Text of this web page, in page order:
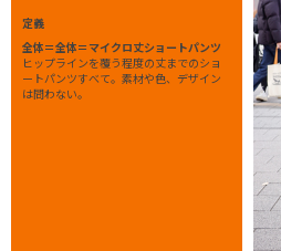
定義
全体＝全体＝マイクロ丈ショートパンツ
ヒップラインを覆う程度の丈までのショ
ートパンツすべて。素材や色、デザイン
は問わない。